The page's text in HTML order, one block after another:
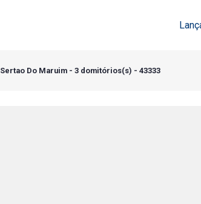
Sertao Do Maruim - 3 domitórios(s) - 43333